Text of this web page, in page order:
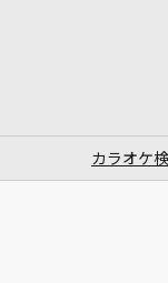
カラオケ